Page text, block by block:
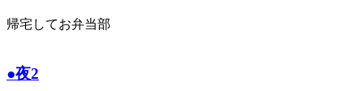
帰宅してお弁当部
●夜2